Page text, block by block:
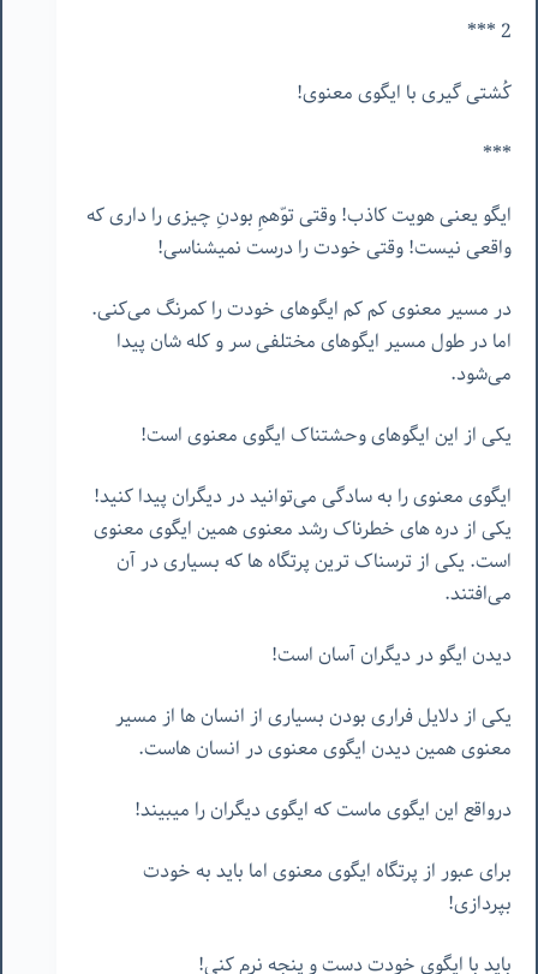
2 ***
کُشتی گیری با ایگوی معنوی!
***
ایگو یعنی هویت کاذب! وقتی توّهمِ بودنِ چیزی را داری که
واقعی نیست! وقتی خودت را درست نمیشناسی!
در مسیر معنوی کم کم ایگوهای خودت را کمرنگ می‌کنی.
اما در طول مسیر ایگوهای مختلفی سر و کله شان پیدا
می‌شود.
یکی از این ایگوهای وحشتناک ایگوی معنوی است!
ایگوی معنوی را به سادگی می‌توانید در دیگران پیدا کنید!
یکی از دره های خطرناک رشد معنوی همین ایگوی معنوی
است. یکی از ترسناک ترین پرتگاه ها که بسیاری در آن
می‌افتند.
دیدن ایگو در دیگران آسان است!
یکی از دلایل فراری بودن بسیاری از انسان ها از مسیر
معنوی همین دیدن ایگوی معنوی در انسان هاست.
درواقع این ایگوی ماست که ایگوی دیگران را میبیند!
برای عبور از پرتگاه ایگوی معنوی اما باید به خودت
بپردازی!
باید با ایگوی خودت دست و پنجه نرم کنی!